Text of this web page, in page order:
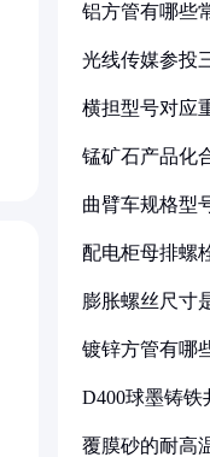
铝方管有哪些
光线传媒参投
横担型号对应
锰矿石产品化
曲臂车规格型
配电柜母排螺
膨胀螺丝尺寸
镀锌方管有哪
D400球墨铸铁
覆膜砂的耐高